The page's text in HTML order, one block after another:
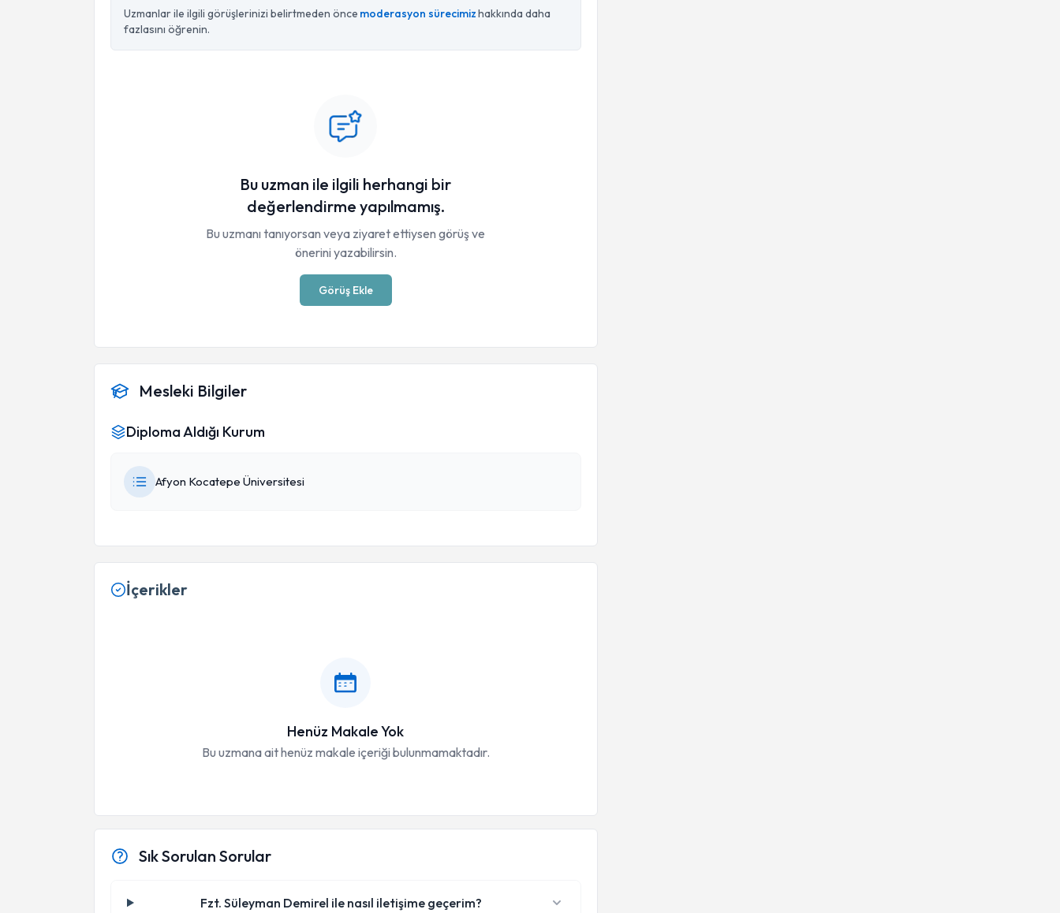
Uzmanlar ile ilgili görüşlerinizi belirtmeden önce moderasyon sürecimizhakkında daha
fazlasını öğrenin.
Bu uzman ile ilgili herhangi bir
değerlendirme yapılmamış.
Bu uzmanı tanıyorsan veya ziyaret ettiysen görüş ve
önerini yazabilirsin.
Görüş Ekle
Mesleki Bilgiler
Diploma Aldığı Kurum
Afyon Kocatepe Üniversitesi
İçerikler
Henüz Makale Yok
Bu uzmana ait henüz makale içeriği bulunmamaktadır.
Sık Sorulan Sorular
Fzt. Süleyman Demirel ile nasıl iletişime geçerim?